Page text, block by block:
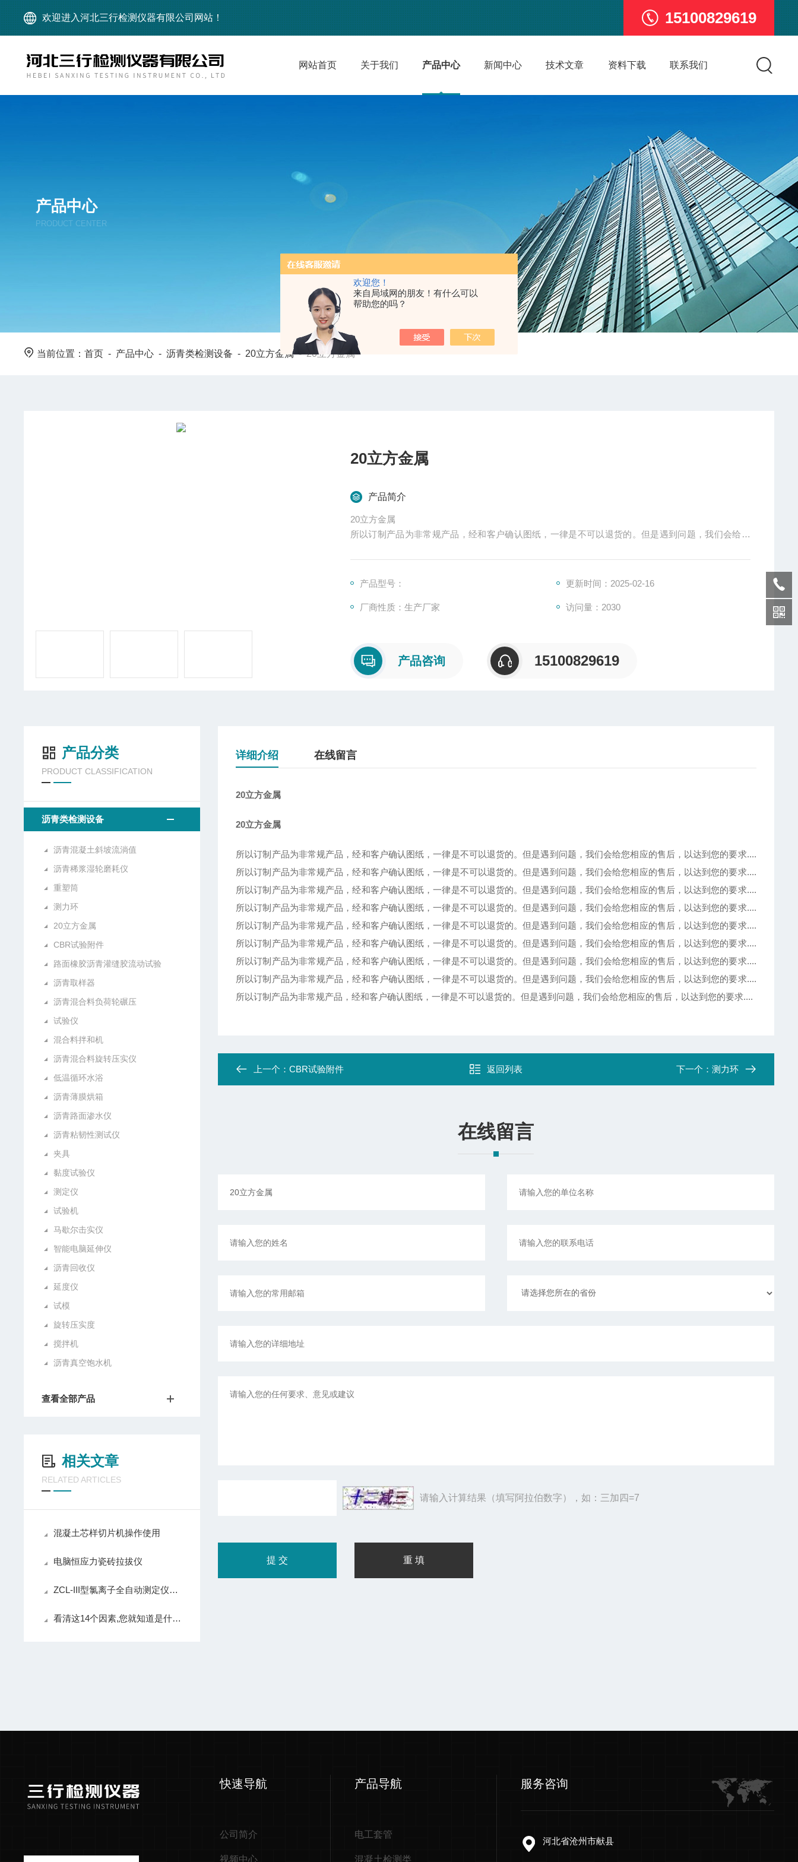
欢迎您！
来自局域网的朋友！有什么可以
帮助您的吗？
欢迎进入河北三行检测仪器有限公司网站！ 15100829619
网站首页 关于我们 产品中心 新闻中心 技术文章 资料下载 联系我们
产品中心
PRODUCT CENTER
当前位置：首页 - 产品中心 -沥青类检测设备 - 20立方金属-20立方金属
20立方金属
产品简介
20立方金属
所以订制产品为非常规产品，经和客户确认图纸，一律是不可以退货的。但是遇到问题，我们会给您
产品型号： 更新时间：2025-02-16
厂商性质：生产厂家 访问量：2030
产品咨询 15100829619
产品分类
PRODUCT CLASSIFICATION
沥青类检测设备
沥青混凝土斜坡流淌值
沥青稀浆湿轮磨耗仪
重塑筒
测力环
20立方金属
CBR试验附件
路面橡胶沥青灌缝胶流动试验
沥青取样器
沥青混合料负荷轮碾压
试验仪
混合料拌和机
沥青混合料旋转压实仪
低温循环水浴
沥青薄膜烘箱
沥青路面渗水仪
沥青粘韧性测试仪
夹具
黏度试验仪
测定仪
试验机
马歇尔击实仪
智能电脑延伸仪
沥青回收仪
延度仪
试模
旋转压实度
搅拌机
沥青真空饱水机
查看全部产品
相关文章
RELATED ARTICLES
混凝土芯样切片机操作使用
电脑恒应力瓷砖拉拔仪
ZCL-III型氯离子全自动测定仪技术参数
看清这14个因素,您就知道是什么原因造成板式测厚仪测量不准！
详细介绍 在线留言
20立方金属
20立方金属
所以订制产品为非常规产品，经和客户确认图纸，一律是不可以退货的。但是遇到问题，我们会给您相应的售后，以达到您的要求....
所以订制产品为非常规产品，经和客户确认图纸，一律是不可以退货的。但是遇到问题，我们会给您相应的售后，以达到您的要求....
所以订制产品为非常规产品，经和客户确认图纸，一律是不可以退货的。但是遇到问题，我们会给您相应的售后，以达到您的要求....
所以订制产品为非常规产品，经和客户确认图纸，一律是不可以退货的。但是遇到问题，我们会给您相应的售后，以达到您的要求....
所以订制产品为非常规产品，经和客户确认图纸，一律是不可以退货的。但是遇到问题，我们会给您相应的售后，以达到您的要求....
所以订制产品为非常规产品，经和客户确认图纸，一律是不可以退货的。但是遇到问题，我们会给您相应的售后，以达到您的要求....
所以订制产品为非常规产品，经和客户确认图纸，一律是不可以退货的。但是遇到问题，我们会给您相应的售后，以达到您的要求....
所以订制产品为非常规产品，经和客户确认图纸，一律是不可以退货的。但是遇到问题，我们会给您相应的售后，以达到您的要求....
所以订制产品为非常规产品，经和客户确认图纸，一律是不可以退货的。但是遇到问题，我们会给您相应的售后，以达到您的要求....
上一个：CBR试验附件 返回列表 下一个： 测力环
在线留言
请输入计算结果（填写阿拉伯数字），如：三加四=7
快速导航
公司简介
视频中心
产品导航
电工套管
混凝土检测类
服务咨询
河北省沧州市献县